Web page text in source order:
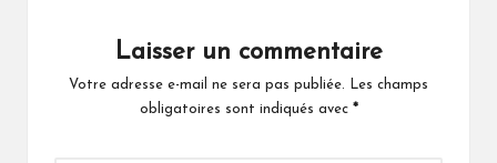
Laisser un commentaire
Votre adresse e-mail ne sera pas publiée.
Les champs
obligatoires sont indiqués avec *